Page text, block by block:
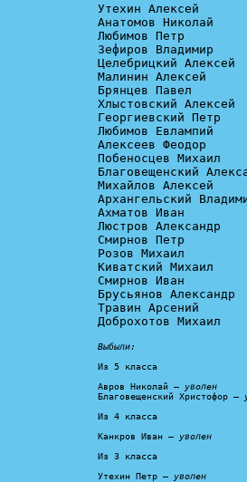
Утехин Алексей
Анатомов Николай
Любимов Петр
Зефиров Владимир
Целебрицкий Алексей
Малинин Алексей
Брянцев Павел
Хлыстовский Алексей
Георгиевский Петр
Любимов Евлампий
Алексеев Феодор
Побеносцев Михаил
Благовещенский
Михайлов Алексей
Архангельский
Ахматов Иван
Люстров Александр
Смирнов Петр
Розов Михаил
Киватский Михаил
Смирнов Иван
Брусьянов Александр
Травин Арсений
Доброхотов Михаил
Выбыли:
Из 5 класса
Авров Николай – уволен
Благовещенский Христофор –
Из 4 класса
Канкров Иван – уволен
Из 3 класса
Утехин Петр – уволен